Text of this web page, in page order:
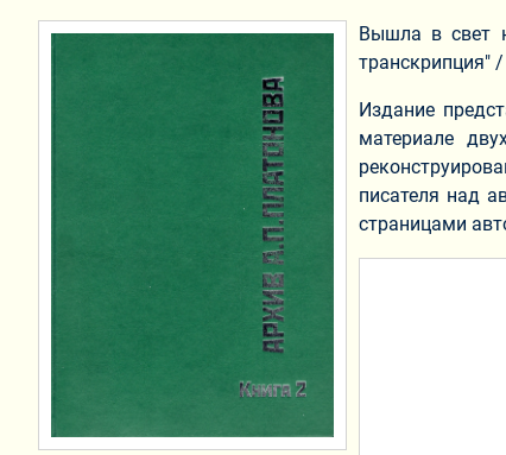
Вышла в свет
транскрипция"
Издание
материале
писателя над
страницами